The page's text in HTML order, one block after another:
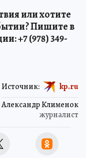
или хотите
Пишите в
+7 (978) 349-
Александр Клименок
журналист
Источник: kp.ru